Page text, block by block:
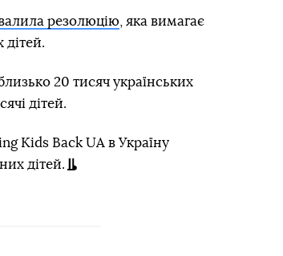
резолюцію , яка вимагає
дітей.
20 тисяч українських
дітей.
Kids Back UA в Україну
дітей.